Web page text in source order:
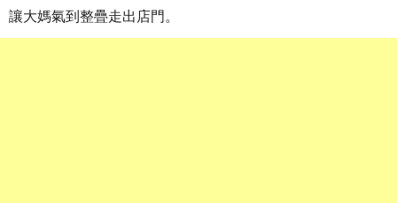
讓大媽氣到整疊走出店門。